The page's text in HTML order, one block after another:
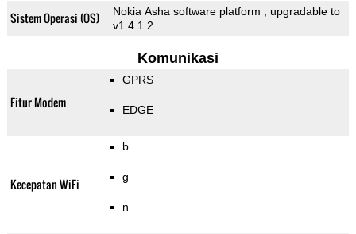
Sistem Operasi (OS)
Nokia Asha software platform , upgradable to
v1.4 1.2
Komunikasi
Fitur Modem
GPRS
EDGE
Kecepatan WiFi
b
g
n